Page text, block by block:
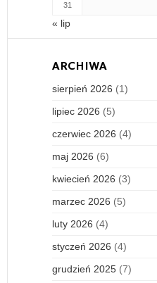
31
« lip
ARCHIWA
sierpień 2026 (1)
lipiec 2026 (5)
czerwiec 2026 (4)
maj 2026 (6)
kwiecień 2026 (3)
marzec 2026 (5)
luty 2026 (4)
styczeń 2026 (4)
grudzień 2025 (7)